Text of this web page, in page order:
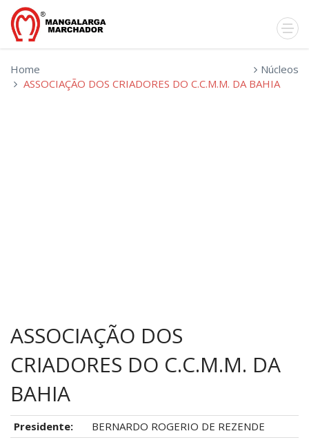
Home
Núcleos
ASSOCIAÇÃO DOS CRIADORES DO C.C.M.M. DA BAHIA
ASSOCIAÇÃO DOS
CRIADORES DO C.C.M.M. DA
BAHIA
Presidente:
BERNARDO ROGERIO DE REZENDE